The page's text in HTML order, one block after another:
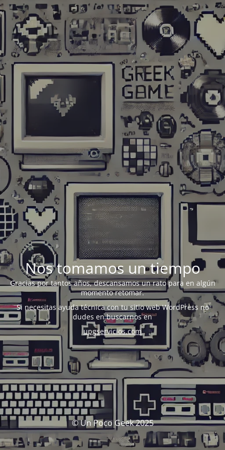
Nos tomamos un tiempo
Gracias por tantos años, descansamos un rato para en algún
momento retomar.
Si necesitas ayuda técnica con tu sitio web WordPress no
dudes en buscarnos en
upgservicios.com
© Un Poco Geek 2025